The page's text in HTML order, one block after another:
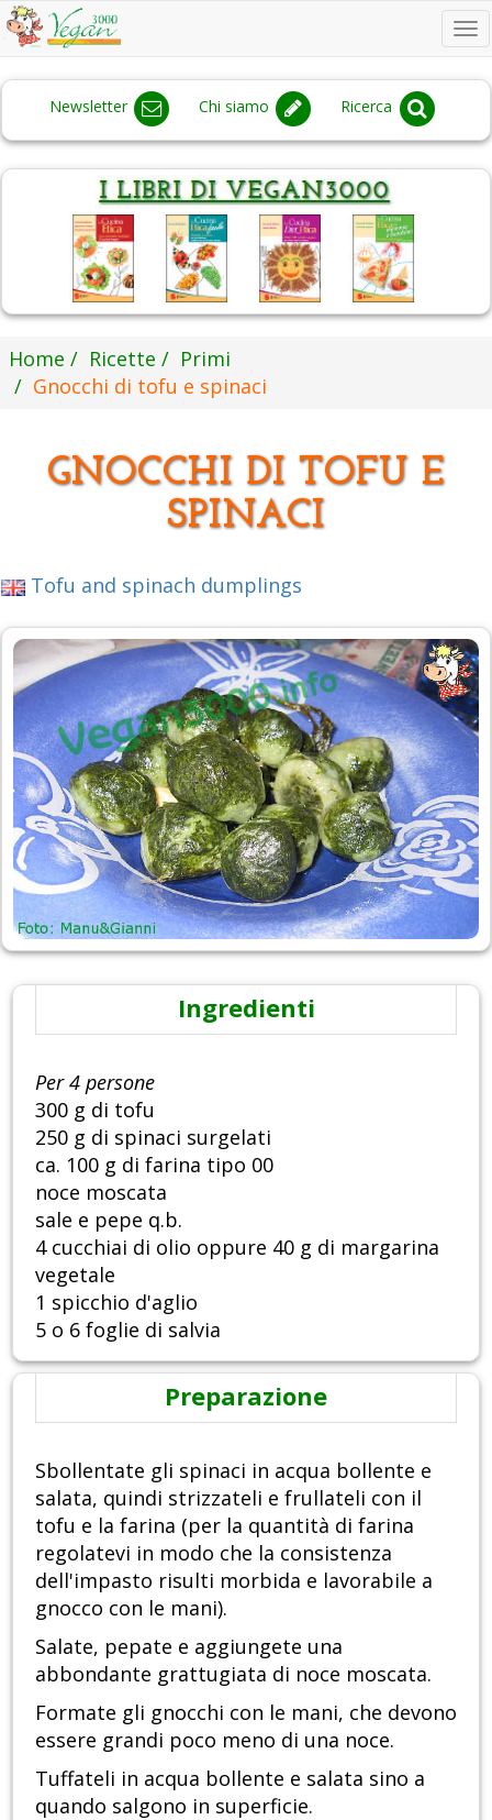
Newsletter Chi siamo Ricerca
Home Ricette
Primi
Gnocchi di tofu e spinaci
GNOCCHI DI TOFU E
SPINACI
Tofu and spinach dumplings
Ingredienti
Per 4 persone
300 g di tofu
250 g di spinaci surgelati
ca. 100 g di farina tipo 00
noce moscata
sale e pepe q.b.
4 cucchiai di olio oppure 40 g di margarina
vegetale
1 spicchio d'aglio
5 o 6 foglie di salvia
Preparazione
Sbollentate gli spinaci in acqua bollente e
salata, quindi strizzateli e frullateli con il
tofu e la farina (per la quantità di farina
regolatevi in modo che la consistenza
dell'impasto risulti morbida e lavorabile a
gnocco con le mani).
Salate, pepate e aggiungete una
abbondante grattugiata di noce moscata.
Formate gli gnocchi con le mani, che devono
essere grandi poco meno di una noce.
Tuffateli in acqua bollente e salata sino a
quando salgono in superficie.